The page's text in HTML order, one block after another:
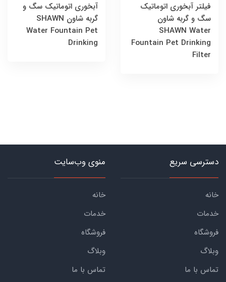
فیلتر آبخوری اتوماتیک
سگ و گربه شاون
SHAWN Water
Fountain Pet Drinking
Filter
آبخوری اتوماتیک سگ و
گربه شاون SHAWN
Water Fountain Pet
Drinking
دسترسی سریع
خانه
خدمات
فروشگاه
وبلاگ
تماس با ما
منوی وب‌سایت
خانه
خدمات
فروشگاه
وبلاگ
تماس با ما